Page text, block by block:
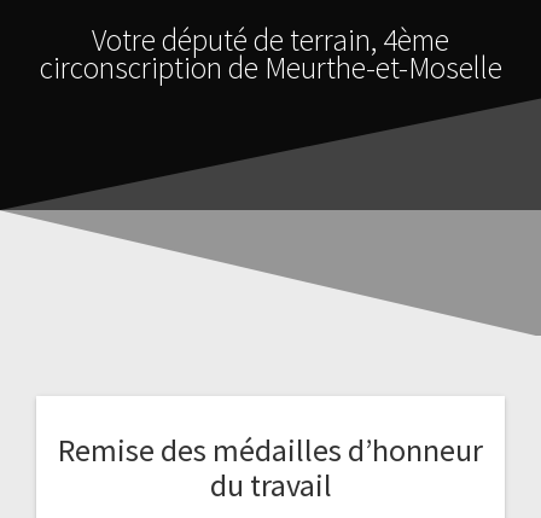
Votre député de terrain, 4ème
circonscription de Meurthe-et-Moselle
Remise des médailles d’honneur
du travail